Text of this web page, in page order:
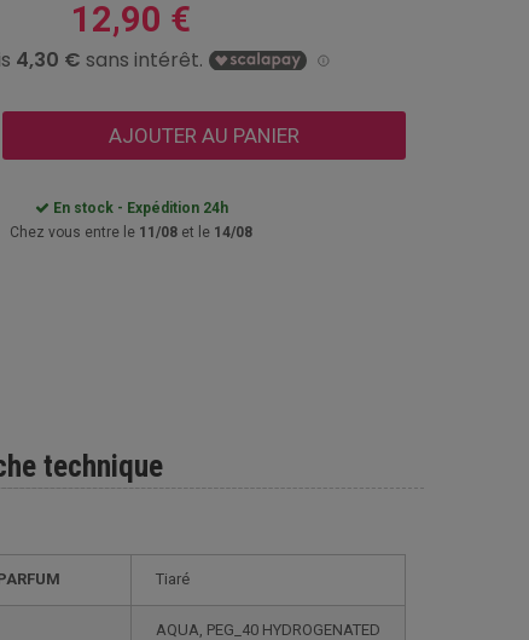
12,90 €
AJOUTER AU PANIER
En stock - Expédition 24h
Chez vous entre le 11/08 et le 14/08
technique
Tiaré
AQUA, PEG_40 HYDROGENATED